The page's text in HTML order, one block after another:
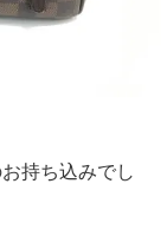
持ち込みでし